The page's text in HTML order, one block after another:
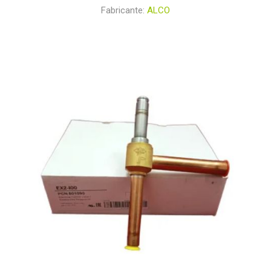
Fabricante: ALCO